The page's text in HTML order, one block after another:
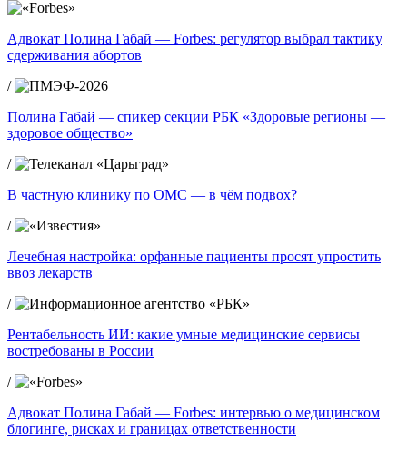
Адвокат Полина Габай — Forbes: регулятор выбрал тактику
сдерживания абортов
/
Полина Габай — спикер секции РБК «Здоровые регионы —
здоровое общество»
/
В частную клинику по ОМС — в чём подвох?
/
Лечебная настройка: орфанные пациенты просят упростить
ввоз лекарств
/
Рентабельность ИИ: какие умные медицинские сервисы
востребованы в России
/
Адвокат Полина Габай — Forbes: интервью о медицинском
блогинге, рисках и границах ответственности